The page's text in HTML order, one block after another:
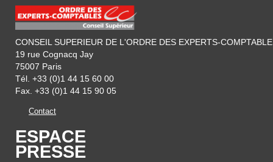
CONSEIL SUPERIEUR DE L'ORDRE DES EXPERTS-
19 rue Cognacq Jay
75007 Paris
Tél. +33 (0)1 44 15 60 00
Fax. +33 (0)1 44 15 90 05
Contact
ESPACE
PRESSE